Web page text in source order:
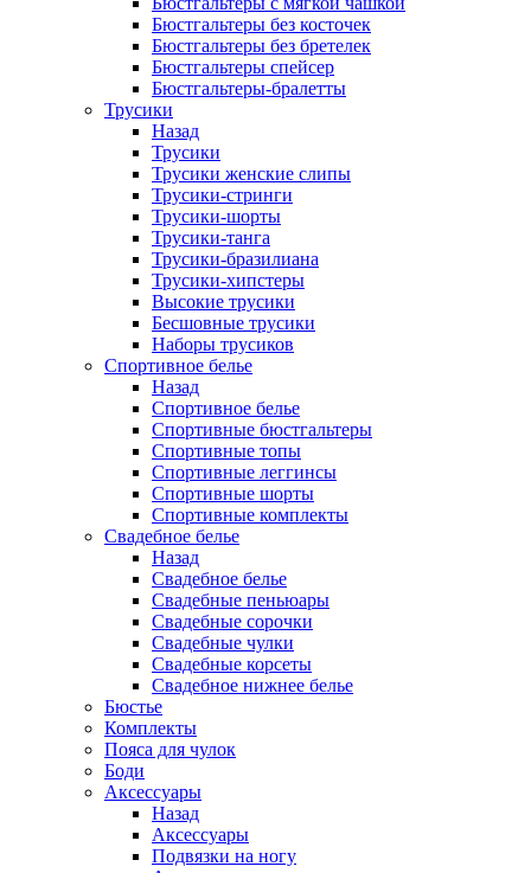
Бюстгальтеры без косточек
Бюстгальтеры без бретелек
Бюстгальтеры спейсер
Бюстгальтеры-бралетты
Трусики
Назад
Трусики
Трусики женские слипы
Трусики-стринги
Трусики-шорты
Трусики-танга
Трусики-бразилиана
Трусики-хипстеры
Высокие трусики
Бесшовные трусики
Наборы трусиков
Спортивное белье
Назад
Спортивное белье
Спортивные бюстгальтеры
Спортивные топы
Спортивные леггинсы
Спортивные шорты
Спортивные комплекты
Свадебное белье
Назад
Свадебное белье
Свадебные пеньюары
Свадебные сорочки
Свадебные чулки
Свадебные корсеты
Свадебное нижнее белье
Бюстье
Комплекты
Пояса для чулок
Боди
Аксессуары
Назад
Аксессуары
Подвязки на ногу